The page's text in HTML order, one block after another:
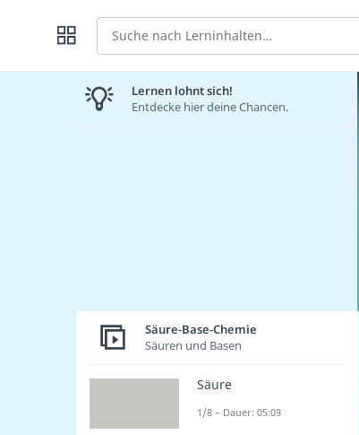
Suche
Lernen lohnt sich!
Entdecke hier deine Chancen.
Säure-Base-Chemie
Säuren und Basen
Säure
1/8 – Dauer: 05:09